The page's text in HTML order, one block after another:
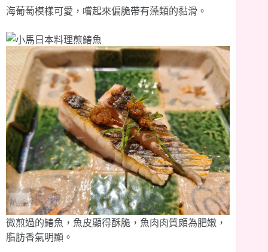
海葡萄模樣可愛，嚐起來偏脆帶有藻類的黏滑。
微煎過的鰆魚，魚皮顯得酥脆，魚肉肉質頗為肥嫩，
脂肪香氣明顯。